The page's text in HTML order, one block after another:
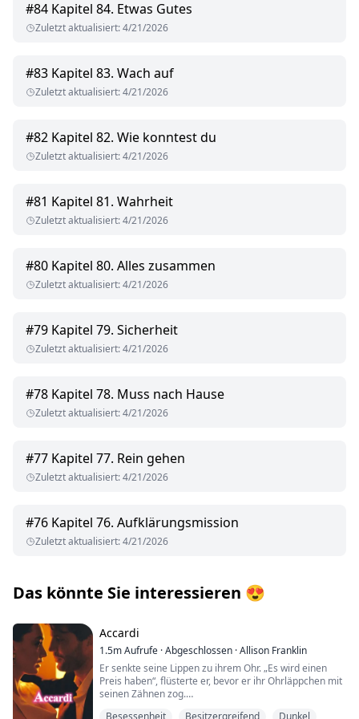
#84 Kapitel 84. Etwas Gutes
Zuletzt aktualisiert:4/21/2026
#83 Kapitel 83. Wach auf
Zuletzt aktualisiert:4/21/2026
#82 Kapitel 82. Wie konntest du
Zuletzt aktualisiert:4/21/2026
#81 Kapitel 81. Wahrheit
Zuletzt aktualisiert:4/21/2026
#80 Kapitel 80. Alles zusammen
Zuletzt aktualisiert:4/21/2026
#79 Kapitel 79. Sicherheit
Zuletzt aktualisiert:4/21/2026
#78 Kapitel 78. Muss nach Hause
Zuletzt aktualisiert:4/21/2026
#77 Kapitel 77. Rein gehen
Zuletzt aktualisiert:4/21/2026
#76 Kapitel 76. Aufklärungsmission
Zuletzt aktualisiert:4/21/2026
Das könnte Sie interessieren 😍
Accardi
1.5mAufrufe ·Abgeschlossen ·Allison Franklin
Er senkte seine Lippen zu ihrem Ohr. „Es wird einen
Preis haben“, flüsterte er, bevor er ihr Ohrläppchen mit
seinen Zähnen zog.